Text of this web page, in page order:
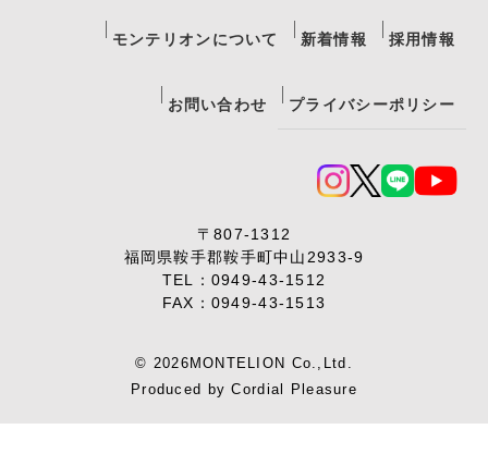
モンテリオンについて 新着情報 採用情報
お問い合わせ プライバシーポリシー
〒807-1312
福岡県鞍手郡鞍手町中山2933-9
TEL： 0949-43-1512
FAX：0949-43-1513
© 2026MONTELION Co.,Ltd.
Produced byCordial Pleasure